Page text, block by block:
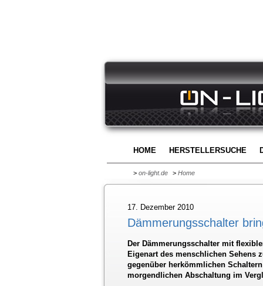
HOME HERSTELLERSUCHE
> on-light.de > Home
17. Dezember 2010
Dämmerungsschalter
Der Dämmerungsschalter mit
Eigenart des menschlichen Sehens
gegenüber herkömmlichen
morgendlichen Abschaltung im